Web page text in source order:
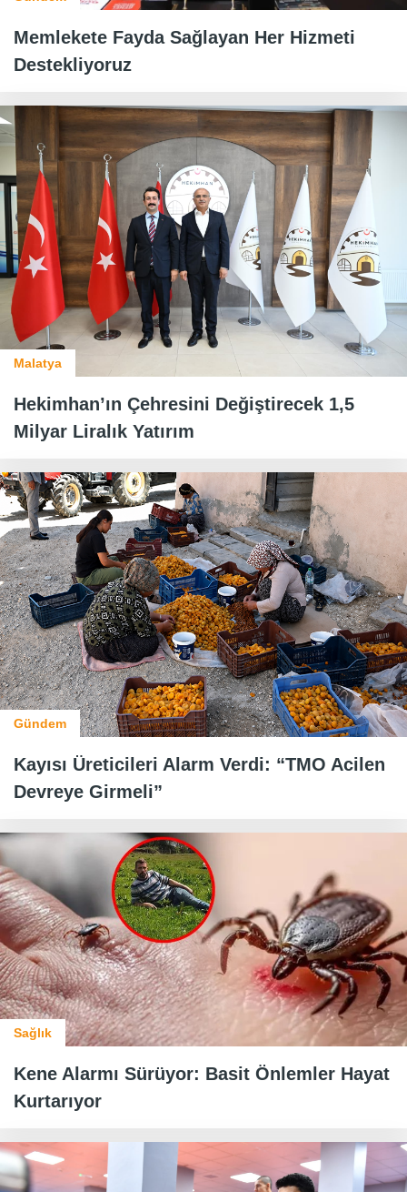
Memlekete Fayda Sağlayan Her Hizmeti
Destekliyoruz
Malatya
Hekimhan’ın Çehresini Değiştirecek 1,5
Milyar Liralık Yatırım
Gündem
Kayısı Üreticileri Alarm Verdi: “TMO Acilen
Devreye Girmeli”
Sağlık
Kene Alarmı Sürüyor: Basit Önlemler Hayat
Kurtarıyor